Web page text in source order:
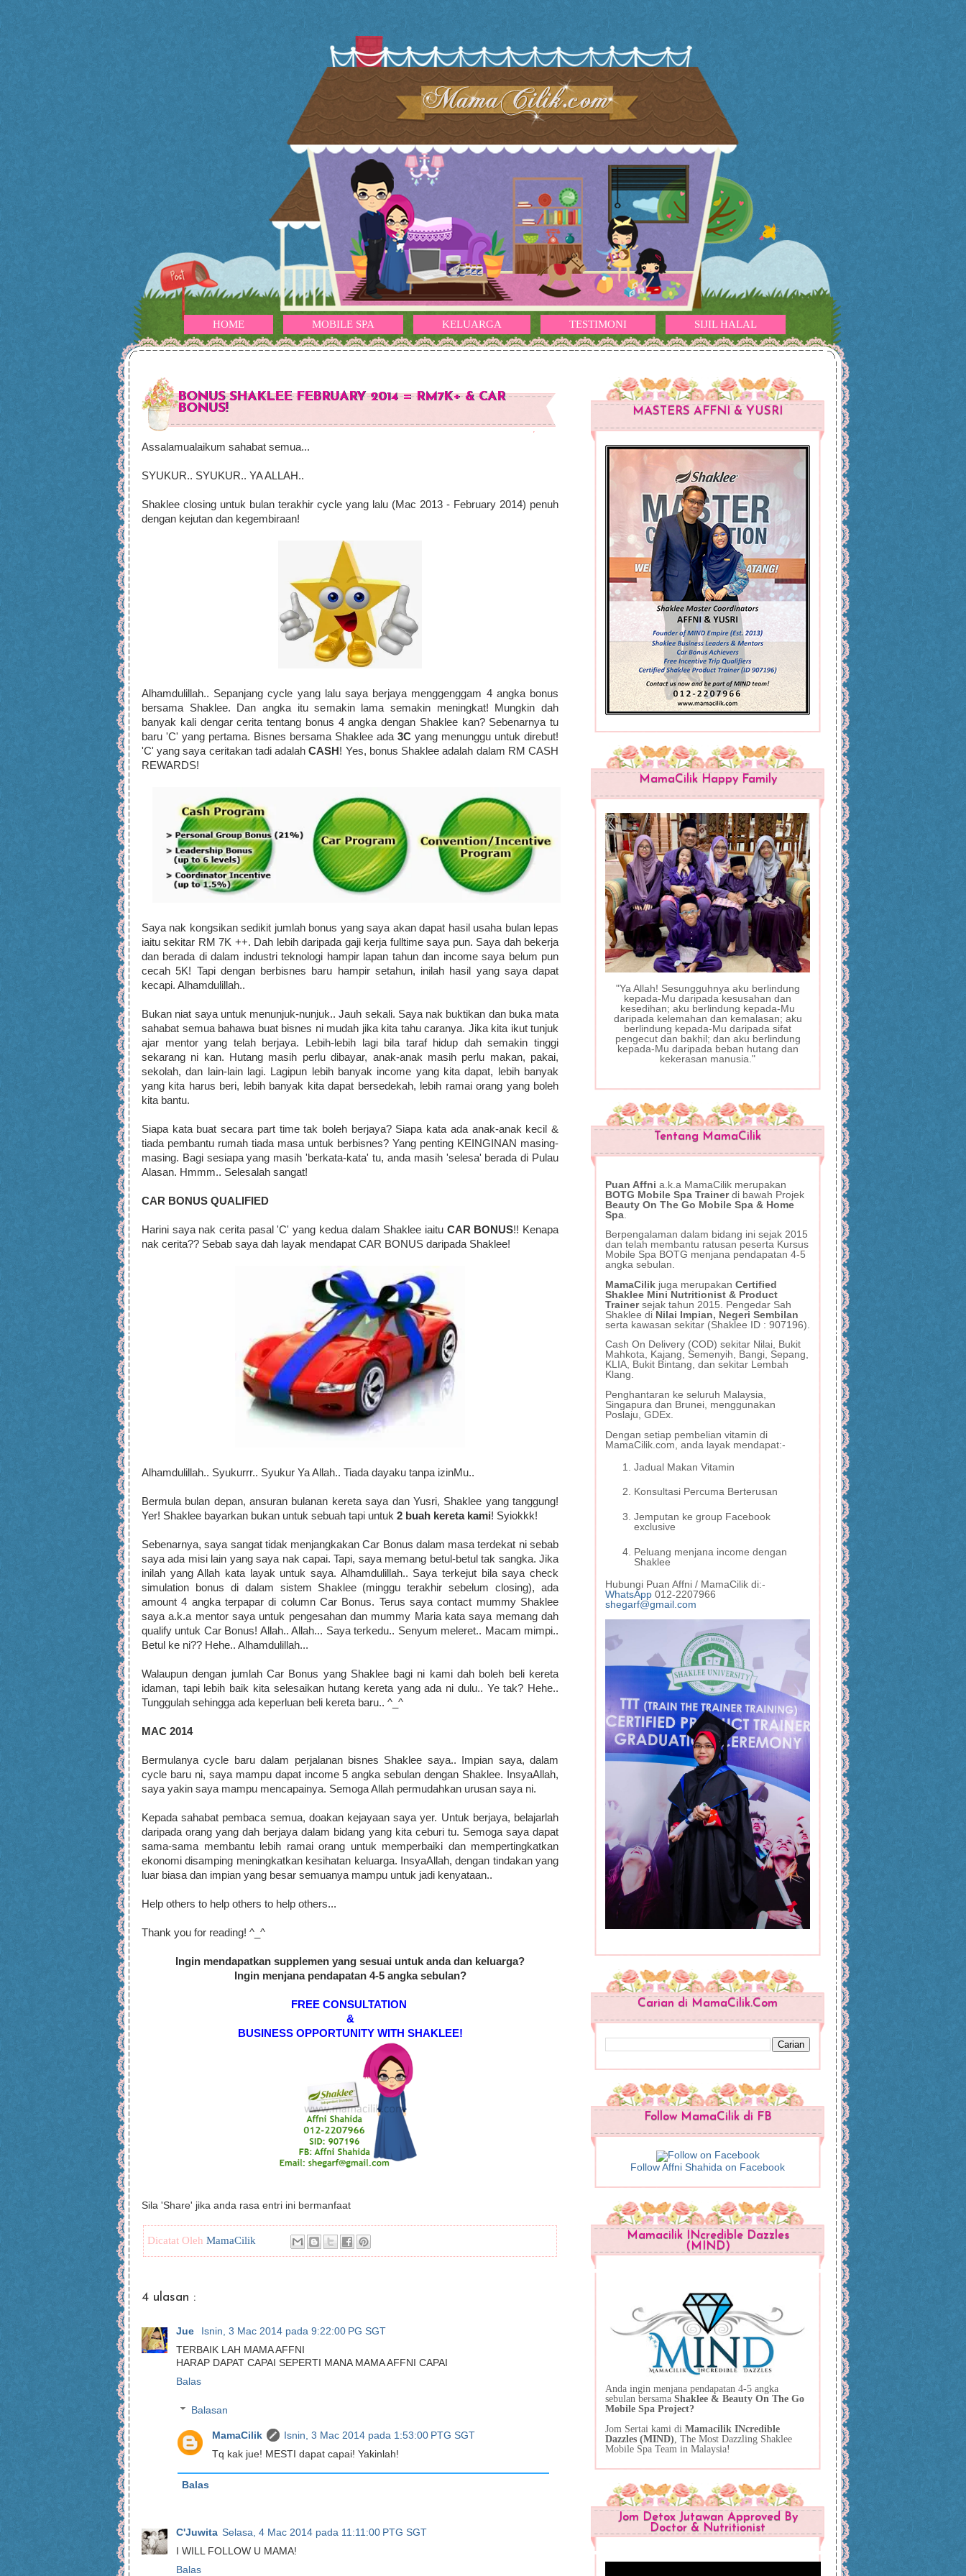
HOME MOBILE SPA KELUARGA TESTIMONI SIJIL HALAL
BONUS SHAKLEE FEBRUARY 2014 = RM7K+ & CAR
BONUS!
Assalamualaikum sahabat semua...
SYUKUR.. SYUKUR.. YA ALLAH..
Shaklee closing untuk bulan terakhir cycle yang lalu (Mac 2013 - February 2014) penuh
dengan kejutan dan kegembiraan!
Alhamdulillah.. Sepanjang cycle yang lalu saya berjaya menggenggam 4 angka bonus
bersama Shaklee. Dan angka itu semakin lama semakin meningkat! Mungkin dah
banyak kali dengar cerita tentang bonus 4 angka dengan Shaklee kan? Sebenarnya tu
baru 'C' yang pertama. Bisnes bersama Shaklee ada 3C yang menunggu untuk direbut!
'C' yang saya ceritakan tadi adalahCASH ! Yes, bonus Shaklee adalah dalam RM CASH
REWARDS!
Saya nak kongsikan sedikit jumlah bonus yang saya akan dapat hasil usaha bulan lepas
iaitu sekitar RM 7K ++. Dah lebih daripada gaji kerja fulltime saya pun. Saya dah bekerja
dan berada di dalam industri teknologi hampir lapan tahun dan income saya belum pun
cecah 5K! Tapi dengan berbisnes baru hampir setahun, inilah hasil yang saya dapat
kecapi. Alhamdulillah..
Bukan niat saya untuk menunjuk-nunjuk.. Jauh sekali. Saya nak buktikan dan buka mata
sahabat semua bahawa buat bisnes ni mudah jika kita tahu caranya. Jika kita ikut tunjuk
ajar mentor yang telah berjaya. Lebih-lebih lagi bila taraf hidup dah semakin tinggi
sekarang ni kan. Hutang masih perlu dibayar, anak-anak masih perlu makan, pakai,
sekolah, dan lain-lain lagi. Lagipun lebih banyak income yang kita dapat, lebih banyak
yang kita harus beri, lebih banyak kita dapat bersedekah, lebih ramai orang yang boleh
kita bantu.
Siapa kata buat secara part time tak boleh berjaya? Siapa kata ada anak-anak kecil &
tiada pembantu rumah tiada masa untuk berbisnes? Yang penting KEINGINAN masing-
masing. Bagi sesiapa yang masih 'berkata-kata' tu, anda masih 'selesa' berada di Pulau
Alasan. Hmmm.. Selesalah sangat!
CAR BONUS QUALIFIED
Harini saya nak cerita pasal 'C' yang kedua dalam Shaklee iaitu CAR BONUS!! Kenapa
nak cerita?? Sebab saya dah layak mendapat CAR BONUS daripada Shaklee!
Alhamdulillah.. Syukurrr.. Syukur Ya Allah.. Tiada dayaku tanpa izinMu..
Bermula bulan depan, ansuran bulanan kereta saya dan Yusri, Shaklee yang tanggung!
Yer! Shaklee bayarkan bukan untuk sebuah tapi untuk 2 buah kereta kami! Syiokkk!
Sebenarnya, saya sangat tidak menjangkakan Car Bonus dalam masa terdekat ni sebab
saya ada misi lain yang saya nak capai. Tapi, saya memang betul-betul tak sangka. Jika
inilah yang Allah kata layak untuk saya. Alhamdulillah.. Saya terkejut bila saya check
simulation bonus di dalam sistem Shaklee (minggu terakhir sebelum closing), ada
amount 4 angka terpapar di column Car Bonus. Terus saya contact mummy Shaklee
saya a.k.a mentor saya untuk pengesahan dan mummy Maria kata saya memang dah
qualify untuk Car Bonus! Allah.. Allah... Saya terkedu.. Senyum meleret.. Macam mimpi..
Betul ke ni?? Hehe.. Alhamdulillah...
Walaupun dengan jumlah Car Bonus yang Shaklee bagi ni kami dah boleh beli kereta
idaman, tapi lebih baik kita selesaikan hutang kereta yang ada ni dulu.. Ye tak? Hehe..
Tunggulah sehingga ada keperluan beli kereta baru.. ^_^
MAC 2014
Bermulanya cycle baru dalam perjalanan bisnes Shaklee saya.. Impian saya, dalam
cycle baru ni, saya mampu dapat income 5 angka sebulan dengan Shaklee. InsyaAllah,
saya yakin saya mampu mencapainya. Semoga Allah permudahkan urusan saya ni.
Kepada sahabat pembaca semua, doakan kejayaan saya yer. Untuk berjaya, belajarlah
daripada orang yang dah berjaya dalam bidang yang kita ceburi tu. Semoga saya dapat
sama-sama membantu lebih ramai orang untuk memperbaiki dan mempertingkatkan
ekonomi disamping meningkatkan kesihatan keluarga. InsyaAllah, dengan tindakan yang
luar biasa dan impian yang besar semuanya mampu untuk jadi kenyataan..
Help others to help others to help others...
Thank you for reading! ^_^
Ingin mendapatkan supplemen yang sesuai untuk anda dan keluarga?
Ingin menjana pendapatan 4-5 angka sebulan?
FREE CONSULTATION
&
BUSINESS OPPORTUNITY WITH SHAKLEE!
Sila 'Share' jika anda rasa entri ini bermanfaat
Dicatat Oleh MamaCilik
4 ulasan :
Jue
Isnin, 3 Mac 2014 pada 9:22:00 PG SGT
TERBAIK LAH MAMA AFFNI
HARAP DAPAT CAPAI SEPERTI MANA MAMA AFFNI CAPAI
Balas
Balasan
MamaCilik
Isnin, 3 Mac 2014 pada 1:53:00 PTG SGT
Tq kak jue! MESTI dapat capai! Yakinlah!
Balas
C'Juwita Selasa, 4 Mac 2014 pada 11:11:00 PTG SGT
I WILL FOLLOW U MAMA!
Balas
MASTERS AFFNI & YUSRI
MamaCilik Happy Family
"Ya Allah! Sesungguhnya aku berlindung
kepada-Mu daripada kesusahan dan
kesedihan; aku berlindung kepada-Mu
daripada kelemahan dan kemalasan; aku
berlindung kepada-Mu daripada sifat
pengecut dan bakhil; dan aku berlindung
kepada-Mu daripada beban hutang dan
kekerasan manusia."
Tentang MamaCilik
Puan Affni a.k.a MamaCilik merupakan
BOTG Mobile Spa Trainerdi bawah Projek
Beauty On The Go Mobile Spa & Home
Spa
Berpengalaman dalam bidang ini sejak 2015
dan telah membantu ratusan peserta Kursus
Mobile Spa BOTG menjana pendapatan 4-5
angka sebulan.
MamaCilik juga merupakan Certified
Shaklee Mini Nutritionist & Product
Trainersejak tahun 2015. Pengedar Sah
Shaklee di Nilai Impian, Negeri Sembilan
serta kawasan sekitar (Shaklee ID : 907196).
Cash On Delivery (COD) sekitar Nilai, Bukit
Mahkota, Kajang, Semenyih, Bangi, Sepang,
KLIA, Bukit Bintang, dan sekitar Lembah
Klang.
Penghantaran ke seluruh Malaysia,
Singapura dan Brunei, menggunakan
Poslaju, GDEx.
Dengan setiap pembelian vitamin di
MamaCilik.com, anda layak mendapat:-
Jadual Makan Vitamin
Konsultasi Percuma Berterusan
Jemputan ke group Facebook
exclusive
Peluang menjana income dengan
Shaklee
Hubungi Puan Affni / MamaCilik di:-
WhatsApp 012-2207966
shegarf@gmail.com
Carian di MamaCilik.Com
Follow MamaCilik di FB
Follow Affni Shahida on Facebook
Mamacilik INcredible Dazzles
(MIND)
Anda ingin menjana pendapatan 4-5 angka
sebulan bersama Shaklee & Beauty On The Go
Mobile Spa Project?
Jom Sertai kami di Mamacilik INcredible
Dazzles (MIND), The Most Dazzling Shaklee
Mobile Spa Team in Malaysia!
Jom Detox Jutawan Approved By
Doctor & Nutritionist